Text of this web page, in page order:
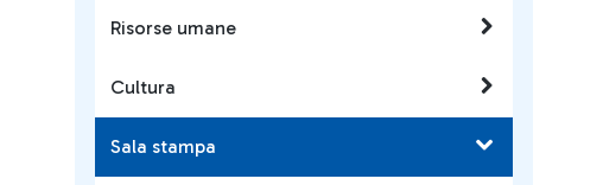
Risorse umane
Cultura
Sala stampa